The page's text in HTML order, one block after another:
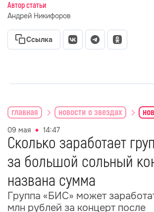
Автор статьи
Андрей Никифоров
Ссылка
главная новости о звездах
09 мая 14:47
Сколько заработает
за большой сольный
названа сумма
Группа «БИС» может
млн рублей за концерт после